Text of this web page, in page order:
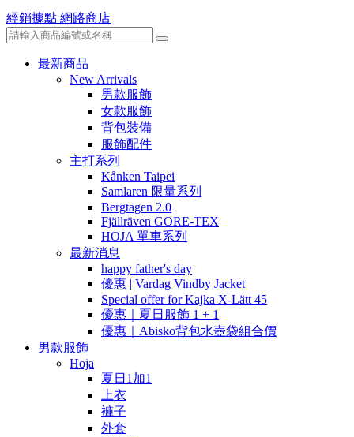
經銷據點 網路商店
最新商品
New Arrivals
男款服飾
女款服飾
背包裝備
服飾配件
主打系列
Kånken Taipei
Samlaren 限量系列
Bergtagen 2.0
Fjällräven GORE-TEX
HOJA 單車系列
最新消息
happy father's day
優惠 | Vardag Vindby Jacket
Special offer for Kajka X-Lätt 45
優惠｜夏日服飾 1 + 1
優惠｜Abisko背包水壺袋組合價
男款服飾
Hoja
夏日1加1
上衣
褲子
外套